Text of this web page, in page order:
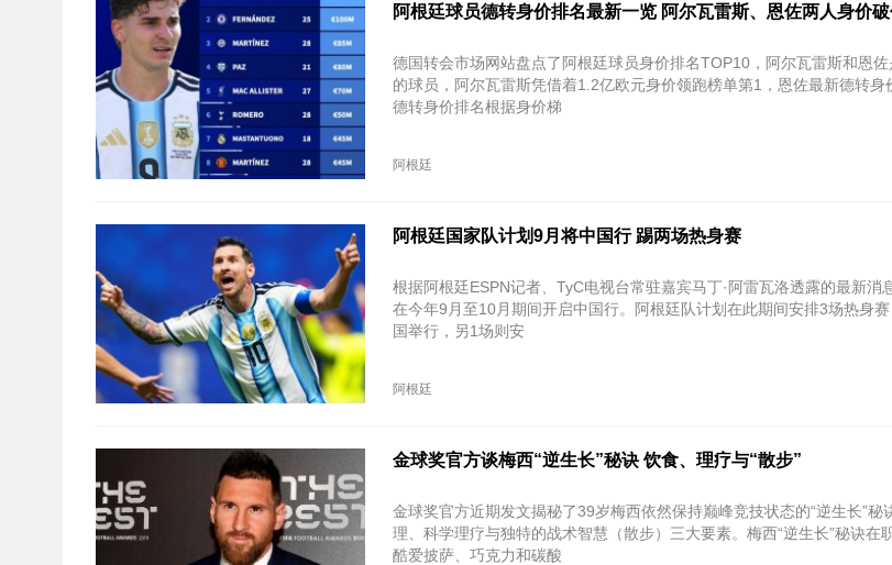
阿根廷球员德转身价排名最新一览 阿尔瓦雷斯、恩佐两人身价
德国转会市场网站盘点了阿根廷球员身价排名TOP10，阿尔瓦雷斯和恩
的球员，阿尔瓦雷斯凭借着1.2亿欧元身价领跑榜单第1，恩佐最新德转身
德转身价排名根据身价梯
阿根廷
阿根廷国家队计划9月将中国行 踢两场热身赛
根据阿根廷ESPN记者、TyC电视台常驻嘉宾马丁·阿雷瓦洛透露的最新消
在今年9月至10月期间开启中国行。阿根廷队计划在此期间安排3场热身
国举行，另1场则安
阿根廷
金球奖官方谈梅西“逆生长”秘诀 饮食、理疗与“散步”
金球奖官方近期发文揭秘了39岁梅西依然保持巅峰竞技状态的“逆生长”秘
理、科学理疗与独特的战术智慧（散步）三大要素。梅西“逆生长”秘诀在
酷爱披萨、巧克力和碳酸